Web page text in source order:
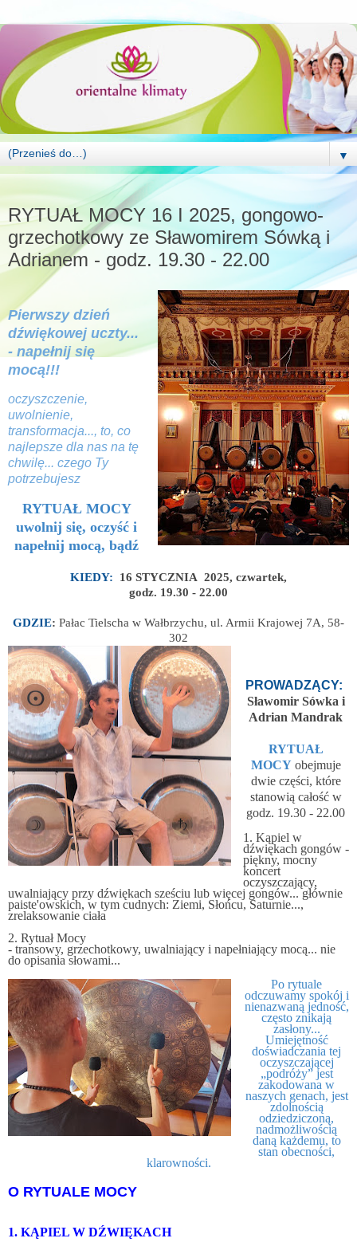
▼
SOBOTA, 2 LISTOPADA 2024
RYTUAŁ MOCY 16 I 2025, gongowo-
grzechotkowy ze Sławomirem Sówką i
Adrianem - godz. 19.30 - 22.00
Pierwszy dzień
dźwiękowej uczty...
- napełnij się
mocą!!!
oczyszczenie,
uwolnienie,
transformacja..., to, co
najlepsze dla nas na tę
chwilę... czego Ty
potrzebujesz
RYTUAŁ MOCY
uwolnij się, oczyść i
napełnij mocą, bądź
KIEDY: 16 STYCZNIA 2025, czwartek,
godz. 19.30 - 22.00
GDZIE: Pałac Tielscha w Wałbrzychu, ul. Armii Krajowej 7A, 58-
302
PROWADZĄCY:
Sławomir Sówka i
Adrian Mandrak
RYTUAŁ
MOCY obejmuje
dwie części, które
stanowią całość w
godz. 19.30 - 22.00
1. Kąpiel w
dźwiękach gongów -
piękny, mocny
koncert
oczyszczający,
uwalniający przy dźwiękach sześciu lub więcej gongów... głównie
paiste'owskich, w tym cudnych: Ziemi, Słońcu, Saturnie...,
zrelaksowanie ciała
2. Rytuał Mocy
- transowy, grzechotkowy, uwalniający i napełniający mocą... nie
do opisania słowami...
Po rytuale
odczuwamy spokój i
nienazwaną jedność,
często znikają
zasłony...
Umiejętność
doświadczania tej
oczyszczającej
„podróży” jest
zakodowana w
naszych genach, jest
zdolnością
odziedziczoną,
nadmożliwością
daną każdemu, to
stan obecności,
klarowności.
O RYTUALE MOCY
1. KĄPIEL W DŹWIĘKACH